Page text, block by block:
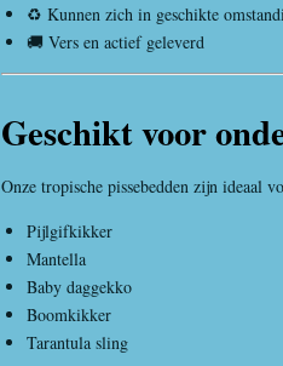
♻️ Kunnen zich in geschikte
🚚 Vers en actief geleverd
Geschikt voor
Onze tropische pissebedden zijn ideaal
Pijlgifkikker
Mantella
Baby daggekko
Boomkikker
Tarantula sling